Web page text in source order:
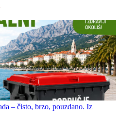
– čisto, brzo, pouzdano. Iz